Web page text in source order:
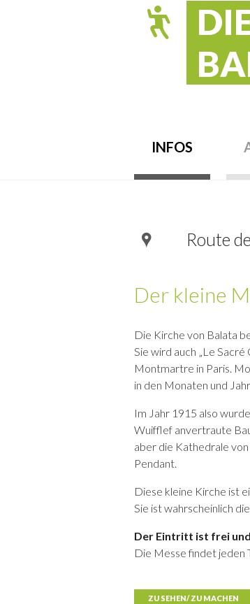
INFOS
Route
Der kleine
Die Kirche von Balata
Sie wird auch „Le
Montmartre in Paris.
in den Monaten und
Im Jahr 1915 also
Wuifflef anvertraute
aber die Kathedrale
Pendant.
Diese kleine Kirche ist
Sie ist wahrscheinlich
Der Eintritt ist frei und
Die Messe findet jeden
ZU SEHEN/ ZU MACHEN